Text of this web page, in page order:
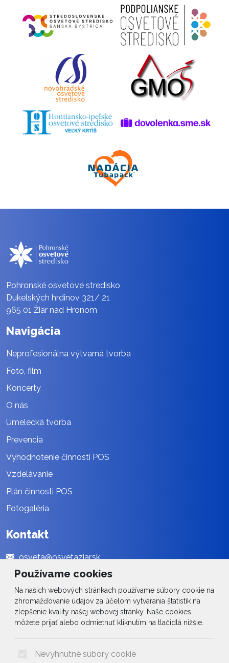
Používame cookies
Na našich webových stránkach používame súbory cookie na
zhromažďovanie údajov za účelom vytvárania štatistík na
zlepšenie kvality našej webovej stránky. Naše cookies
môžete prijať alebo odmietnuť kliknutím na tlačidlá nižšie.
Nevyhnutné súbory cookie
Pohronské osvetové stredisko
Dukelských hrdinov 321/ 21
965 01 Žiar nad Hronom
Navigácia
Neprofesionálna výtvarná tvorba
Foto, film
Koncerty
O nás
Umelecká tvorba
Prevencia
Vyhodnotenie činnosti POS
Vzdelávanie
Plán činnosti POS
Fotogaléria
Kontakt
osveta@osvetaziar.sk
045 / 678 13 01
Social
Facebook